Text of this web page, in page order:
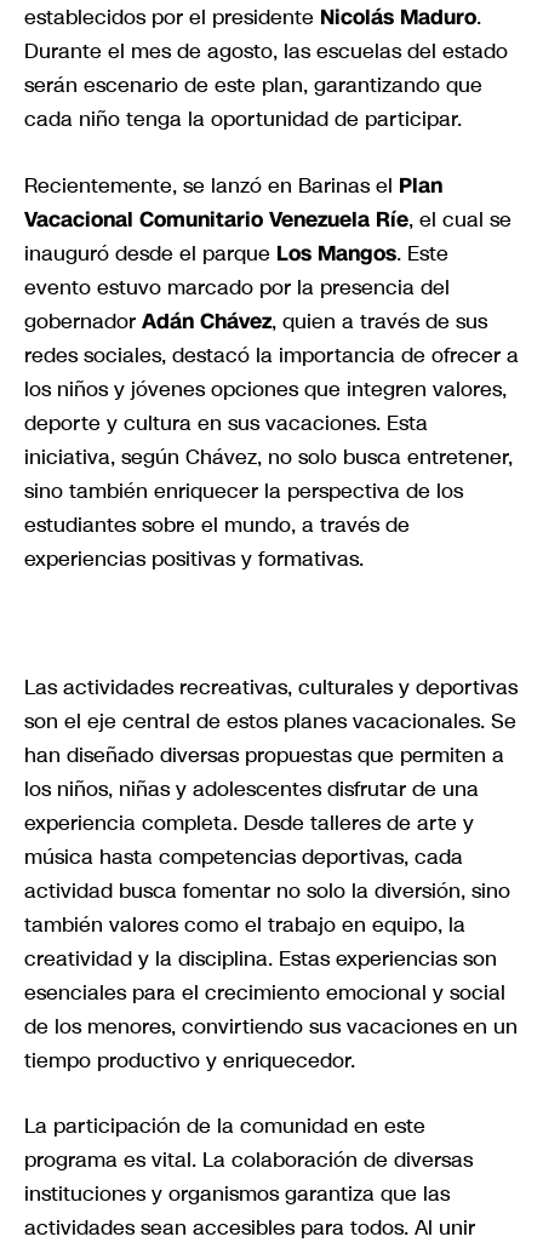
establecidos por el presidente Nicolás Maduro.
Durante el mes de agosto, las escuelas del estado
serán escenario de este plan, garantizando que
cada niño tenga la oportunidad de participar.
Recientemente, se lanzó en Barinas el Plan
Vacacional Comunitario Venezuela Ríe, el cual se
inauguró desde el parque Los Mangos. Este
evento estuvo marcado por la presencia del
gobernador Adán Chávez, quien a través de sus
redes sociales, destacó la importancia de ofrecer a
los niños y jóvenes opciones que integren valores,
deporte y cultura en sus vacaciones. Esta
iniciativa, según Chávez, no solo busca entretener,
sino también enriquecer la perspectiva de los
estudiantes sobre el mundo, a través de
experiencias positivas y formativas.
Las actividades recreativas, culturales y deportivas
son el eje central de estos planes vacacionales. Se
han diseñado diversas propuestas que permiten a
los niños, niñas y adolescentes disfrutar de una
experiencia completa. Desde talleres de arte y
música hasta competencias deportivas, cada
actividad busca fomentar no solo la diversión, sino
también valores como el trabajo en equipo, la
creatividad y la disciplina. Estas experiencias son
esenciales para el crecimiento emocional y social
de los menores, convirtiendo sus vacaciones en un
tiempo productivo y enriquecedor.
La participación de la comunidad en este
programa es vital. La colaboración de diversas
instituciones y organismos garantiza que las
actividades sean accesibles para todos. Al unir